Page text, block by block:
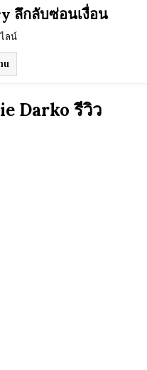
ลึกลับซ่อนเงื่อน
ลน์
Darko รีวิว